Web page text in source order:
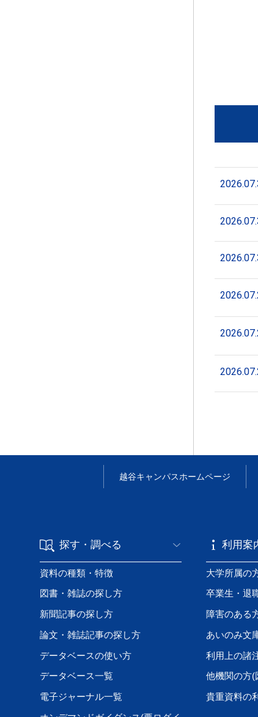
探す・調べる
資料の種類・特徴
図書・雑誌の探し方
新聞記事の探し方
論文・雑誌記事の探し方
データベースの使い方
データベース一覧
電子ジャーナル一覧
利用案
大学所属の
卒業生・退
障害のある
あいのみ文
利用上の諸
他機関の方(
貴重資料の
越谷キャンパスホームページ